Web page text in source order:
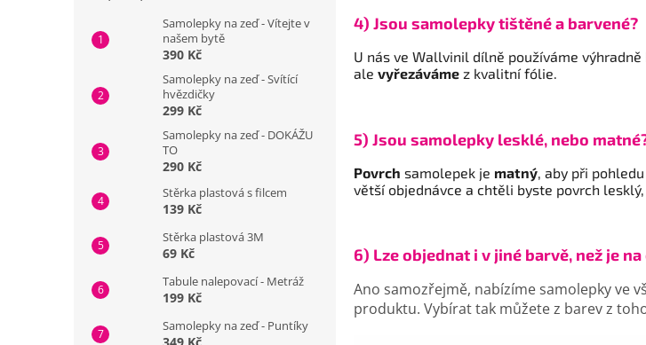
Samolepky na zeď - Vítejte v
našem bytě
390 Kč
Samolepky na zeď - Svítící
hvězdičky
299 Kč
Samolepky na zeď - DOKÁŽU
TO
290 Kč
Stěrka plastová s filcem
139 Kč
Stěrka plastová 3M
69 Kč
Tabule nalepovací - Metráž
199 Kč
Samolepky na zeď - Puntíky
4) Jsou samolepky tištěné a barvené?
U nás ve Wallvinil dílně používáme výhradně
ale vyřezáváme z kvalitní fólie.
5) Jsou samolepky lesklé, nebo
Povrch samolepek je matný, aby při
větší objednávce a chtěli byste povrch
6) Lze objednat i v jiné barvě, než je
Ano samozřejmě, nabízíme samolepky ve
produktu. Vybírat tak můžete z barev z